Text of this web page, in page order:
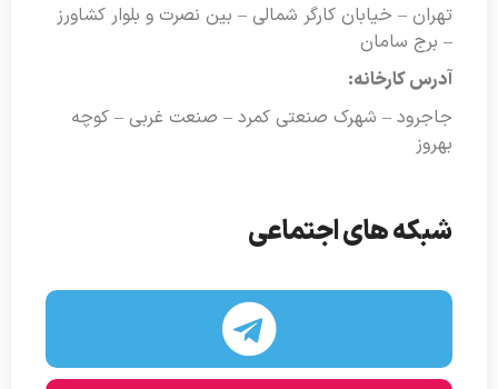
شبکه های اجتماعی
تهران – خیابان کارگر شمالی – بین نصرت و بلوار کشاورز
– برج سامان
آدرس کارخانه:
جاجرود – شهرک صنعتی کمرد – صنعت غربی – کوچه
بهروز